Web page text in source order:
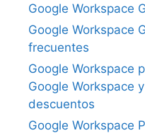
Google Workspace
Google Workspace
frecuentes
Google Workspace
Google Workspace
descuentos
Google Workspace